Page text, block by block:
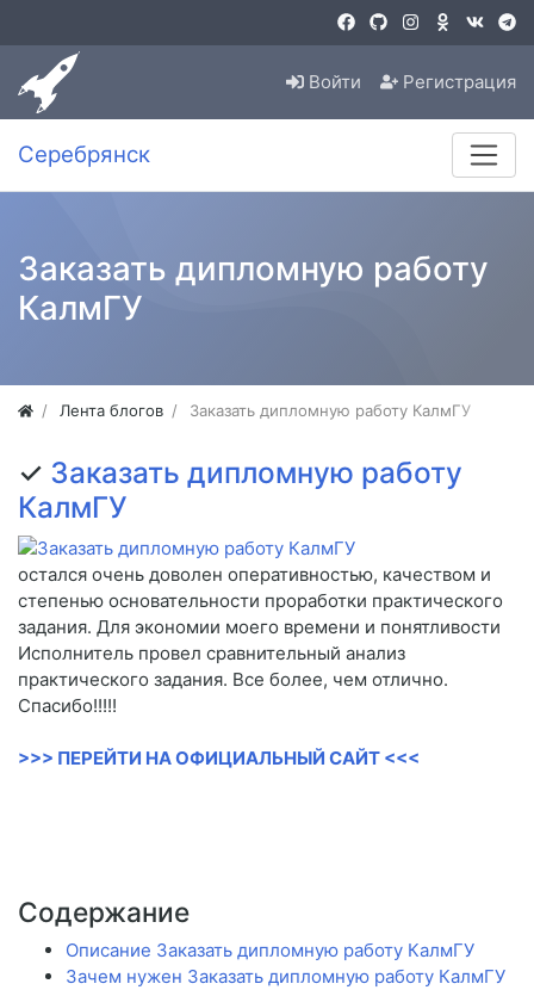
Войти Регистрация
Серебрянск
Заказать дипломную работу
КалмГУ
Лента блогов Заказать дипломную работу КалмГУ
✓ Заказать дипломную работу
КалмГУ
остался очень доволен оперативностью, качеством и
степенью основательности проработки практического
задания. Для экономии моего времени и понятливости
Исполнитель провел сравнительный анализ
практического задания. Все более, чем отлично.
Спасибо!!!!!
>>> ПЕРЕЙТИ НА ОФИЦИАЛЬНЫЙ САЙТ <<<
Содержание
Описание Заказать дипломную работу КалмГУ
Зачем нужен Заказать дипломную работу КалмГУ